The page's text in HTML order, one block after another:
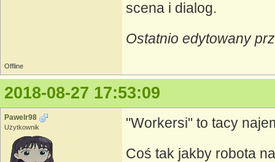
scena i dialog.
Ostatnio edytowany
Offline
2018-08-27 17:53:09
Pawelr98
Użytkownik
"Workersi" to tacy
Coś tak jakby robota